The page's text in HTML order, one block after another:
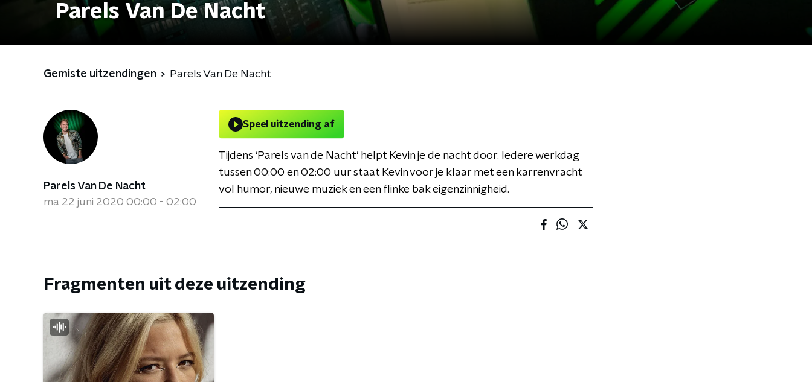
Parels Van De Nacht
Gemiste uitzendingen Parels Van De Nacht
Parels Van De Nacht
ma 22 juni 2020 00:00 - 02:00
Speel uitzending af
Tijdens ‘Parels van de Nacht’ helpt Kevin je de nacht door. Iedere werkdag
tussen 00:00 en 02:00 uur staat Kevin voor je klaar met een karrenvracht
vol humor, nieuwe muziek en een flinke bak eigenzinnigheid.
Fragmenten uit deze uitzending